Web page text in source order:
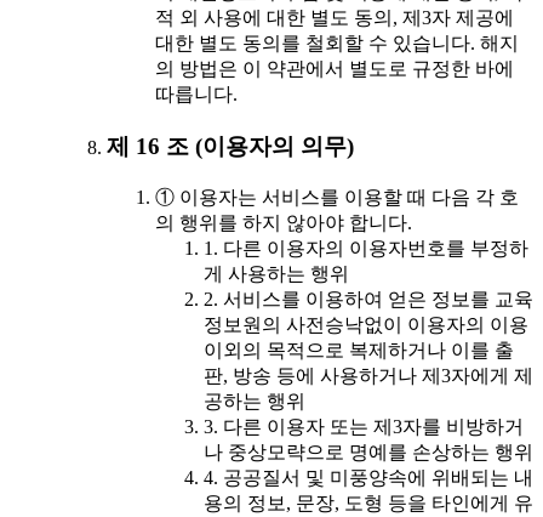
적 외 사용에 대한 별도 동의, 제3자 제공에
대한 별도 동의를 철회할 수 있습니다. 해지
의 방법은 이 약관에서 별도로 규정한 바에
따릅니다.
제 16 조 (이용자의 의무)
① 이용자는 서비스를 이용할 때 다음 각 호
의 행위를 하지 않아야 합니다.
1. 다른 이용자의 이용자번호를 부정하
게 사용하는 행위
2. 서비스를 이용하여 얻은 정보를 교육
정보원의 사전승낙없이 이용자의 이용
이외의 목적으로 복제하거나 이를 출
판, 방송 등에 사용하거나 제3자에게 제
공하는 행위
3. 다른 이용자 또는 제3자를 비방하거
나 중상모략으로 명예를 손상하는 행위
4. 공공질서 및 미풍양속에 위배되는 내
용의 정보, 문장, 도형 등을 타인에게 유